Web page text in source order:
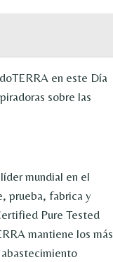
en este Día
sobre las
mundial en el
prueba, fabrica y
Pure Tested
mantiene los más